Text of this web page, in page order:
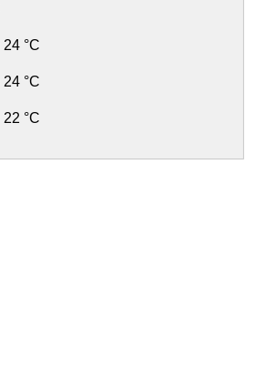
°C
°C
°C